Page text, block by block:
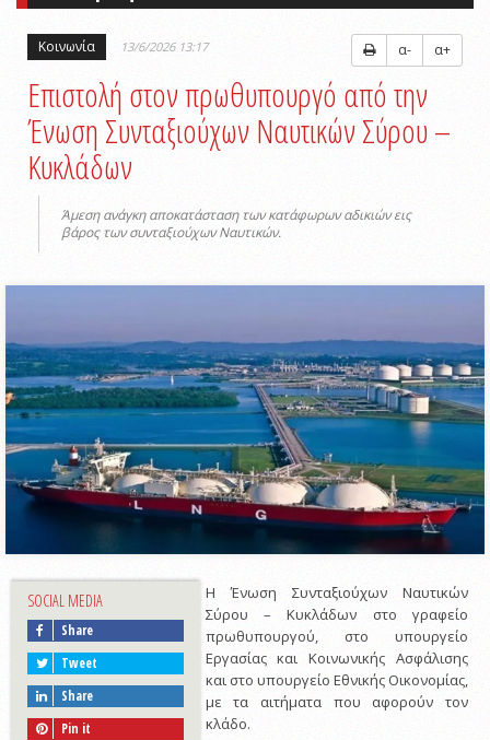
Κοινωνία 13/6/2026 13:17 α- α+
Επιστολή στον πρωθυπουργό από την
Ένωση Συνταξιούχων Ναυτικών Σύρου –
Κυκλάδων
Άμεση ανάγκη αποκατάσταση των κατάφωρων αδικιών εις
βάρος των συνταξιούχων Ναυτικών.
SOCIAL MEDIA
Share
Tweet
Share
Pin it
Η Ένωση Συνταξιούχων Ναυτικών
Σύρου – Κυκλάδων στο γραφείο
πρωθυπουργού, στο υπουργείο
Εργασίας και Κοινωνικής Ασφάλισης
και στο υπουργείο Εθνικής Οικονομίας,
με τα αιτήματα που αφορούν τον
κλάδο.